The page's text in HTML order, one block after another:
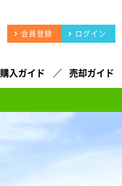
会員登録 ログイン
購入ガイド 売却ガイド